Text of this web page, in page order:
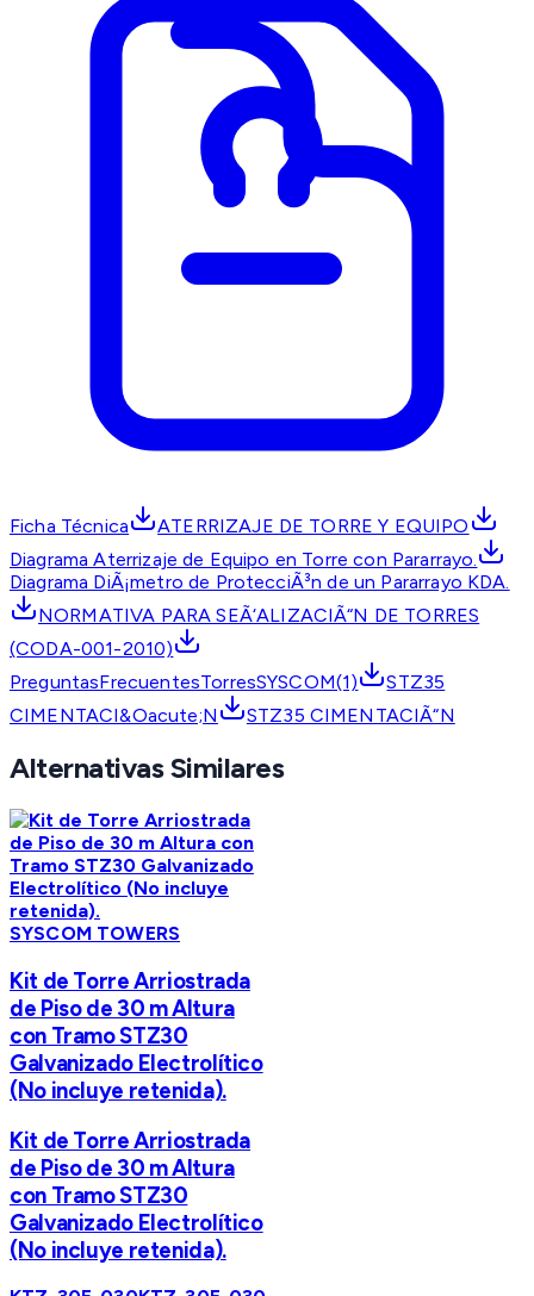
Ficha Técnica
ATERRIZAJE DE TORRE Y EQUIPO
Diagrama Aterrizaje de Equipo en Torre con Pararrayo.
Diagrama DiÃ¡metro de ProtecciÃ³n de un Pararrayo KDA.
NORMATIVA PARA SEÃ‘ALIZACIÃ“N DE TORRES
(CODA-001-2010)
PreguntasFrecuentesTorresSYSCOM(1)
STZ35
CIMENTACI&Oacute;N
STZ35 CIMENTACIÃ“N
Alternativas Similares
SYSCOM TOWERS
Kit de Torre Arriostrada
de Piso de 30 m Altura
con Tramo STZ30
Galvanizado Electrolítico
(No incluye retenida).
Kit de Torre Arriostrada
de Piso de 30 m Altura
con Tramo STZ30
Galvanizado Electrolítico
(No incluye retenida).